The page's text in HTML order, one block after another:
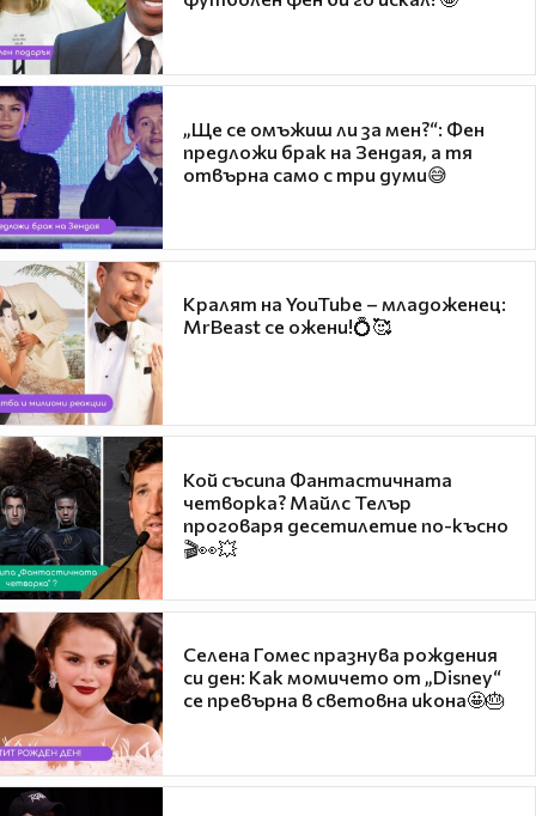
„Ще се омъжиш ли за мен?“: Фен
предложи брак на Зендая, а тя
отвърна само с три думи😅
Кралят на YouTube – младоженец:
MrBeast се ожени!💍🥰
Кой съсипа Фантастичната
четворка? Майлс Телър
проговаря десетилетие по-късно
🎬👀💥
Селена Гомес празнува рождения
си ден: Как момичето от „Disney“
се превърна в световна икона🤩🎂